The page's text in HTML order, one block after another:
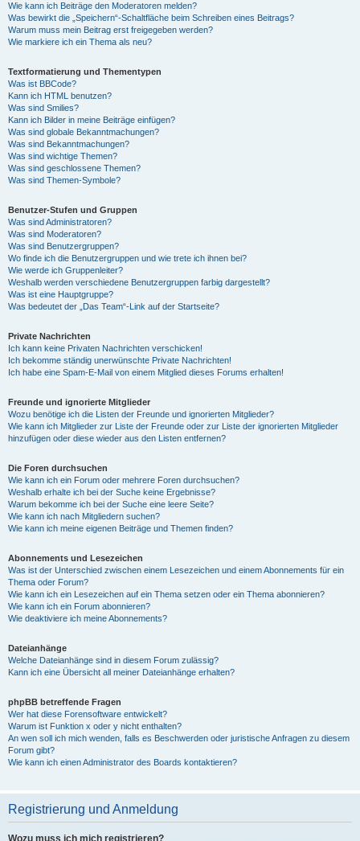
Wie kann ich Beiträge den Moderatoren melden?
Was bewirkt die „Speichern“-Schaltfläche beim Schreiben eines Beitrags?
Warum muss mein Beitrag erst freigegeben werden?
Wie markiere ich ein Thema als neu?
Textformatierung und Thementypen
Was ist BBCode?
Kann ich HTML benutzen?
Was sind Smilies?
Kann ich Bilder in meine Beiträge einfügen?
Was sind globale Bekanntmachungen?
Was sind Bekanntmachungen?
Was sind wichtige Themen?
Was sind geschlossene Themen?
Was sind Themen-Symbole?
Benutzer-Stufen und Gruppen
Was sind Administratoren?
Was sind Moderatoren?
Was sind Benutzergruppen?
Wo finde ich die Benutzergruppen und wie trete ich ihnen bei?
Wie werde ich Gruppenleiter?
Weshalb werden verschiedene Benutzergruppen farbig dargestellt?
Was ist eine Hauptgruppe?
Was bedeutet der „Das Team“-Link auf der Startseite?
Private Nachrichten
Ich kann keine Privaten Nachrichten verschicken!
Ich bekomme ständig unerwünschte Private Nachrichten!
Ich habe eine Spam-E-Mail von einem Mitglied dieses Forums erhalten!
Freunde und ignorierte Mitglieder
Wozu benötige ich die Listen der Freunde und ignorierten Mitglieder?
Wie kann ich Mitglieder zur Liste der Freunde oder zur Liste der ignorierten Mitglieder
hinzufügen oder diese wieder aus den Listen entfernen?
Die Foren durchsuchen
Wie kann ich ein Forum oder mehrere Foren durchsuchen?
Weshalb erhalte ich bei der Suche keine Ergebnisse?
Warum bekomme ich bei der Suche eine leere Seite?
Wie kann ich nach Mitgliedern suchen?
Wie kann ich meine eigenen Beiträge und Themen finden?
Abonnements und Lesezeichen
Was ist der Unterschied zwischen einem Lesezeichen und einem Abonnements für ein
Thema oder Forum?
Wie kann ich ein Lesezeichen auf ein Thema setzen oder ein Thema abonnieren?
Wie kann ich ein Forum abonnieren?
Wie deaktiviere ich meine Abonnements?
Dateianhänge
Welche Dateianhänge sind in diesem Forum zulässig?
Kann ich eine Übersicht all meiner Dateianhänge erhalten?
phpBB betreffende Fragen
Wer hat diese Forensoftware entwickelt?
Warum ist Funktion x oder y nicht enthalten?
An wen soll ich mich wenden, falls es Beschwerden oder juristische Anfragen zu diesem
Forum gibt?
Wie kann ich einen Administrator des Boards kontaktieren?
Registrierung und Anmeldung
Wozu muss ich mich registrieren?